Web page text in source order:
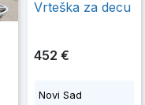
Vrteška za decu
452 €
Novi Sad